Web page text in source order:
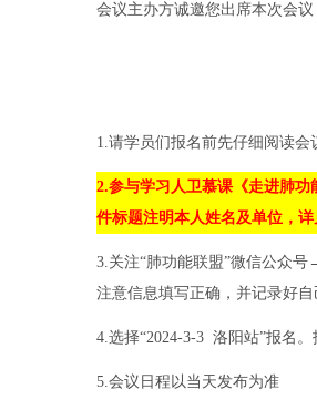
会议主办方诚邀您出席本次会议
1.请学员们报名前先仔细阅读会
2.参与学习人卫慕课《走进肺
件标题注明本人姓名及单位，详
3.关注“肺功能联盟”微信公众
注意信息填写正确，并记录好自
4.选择“2024-3-3 洛阳站”报名
5.会议日程以当天发布为准